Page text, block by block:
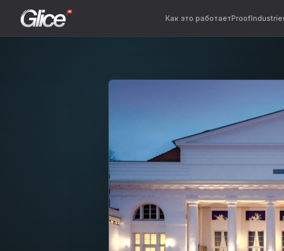
Как это работаетProof
English
Deutsch
Français